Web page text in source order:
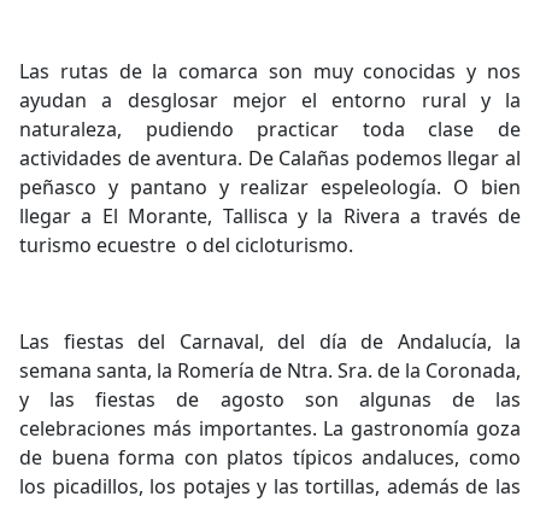
Las rutas de la comarca son muy conocidas y nos
ayudan a desglosar mejor el entorno rural y la
naturaleza, pudiendo practicar toda clase de
actividades de aventura. De Calañas podemos llegar al
peñasco y pantano y realizar espeleología. O bien
llegar a El Morante, Tallisca y la Rivera a través de
turismo ecuestre o del cicloturismo.
Las fiestas del Carnaval, del día de Andalucía, la
semana santa, la Romería de Ntra. Sra. de la Coronada,
y las fiestas de agosto son algunas de las
celebraciones más importantes. La gastronomía goza
de buena forma con platos típicos andaluces, como
los picadillos, los potajes y las tortillas, además de las